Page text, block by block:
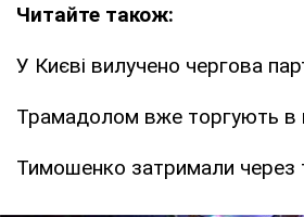
Читайте також:
У Києві вилучено чергова
Трамадолом вже торгують в
Тимошенко затримали через